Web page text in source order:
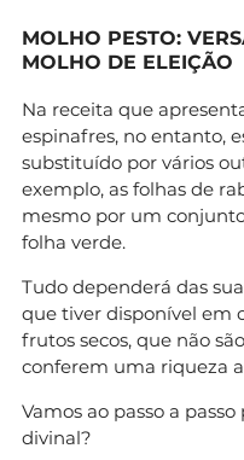
MOLHO PESTO:
MOLHO DE ELEIÇÃO
Na receita que
espinafres, no entanto,
substituído por vários
exemplo, as folhas de
mesmo por um
folha verde.
Tudo dependerá das
que tiver disponível em
frutos secos, que não
conferem uma riqueza
Vamos ao passo a
divinal?